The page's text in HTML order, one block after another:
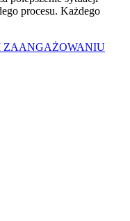
procesu. Każdego
ZAANGAŻOWANIU